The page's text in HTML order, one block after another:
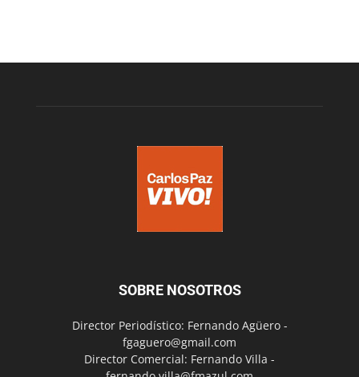
SOBRE NOSOTROS
Director Periodístico: Fernando Agüero -
fgaguero@gmail.com
Director Comercial: Fernando Villa -